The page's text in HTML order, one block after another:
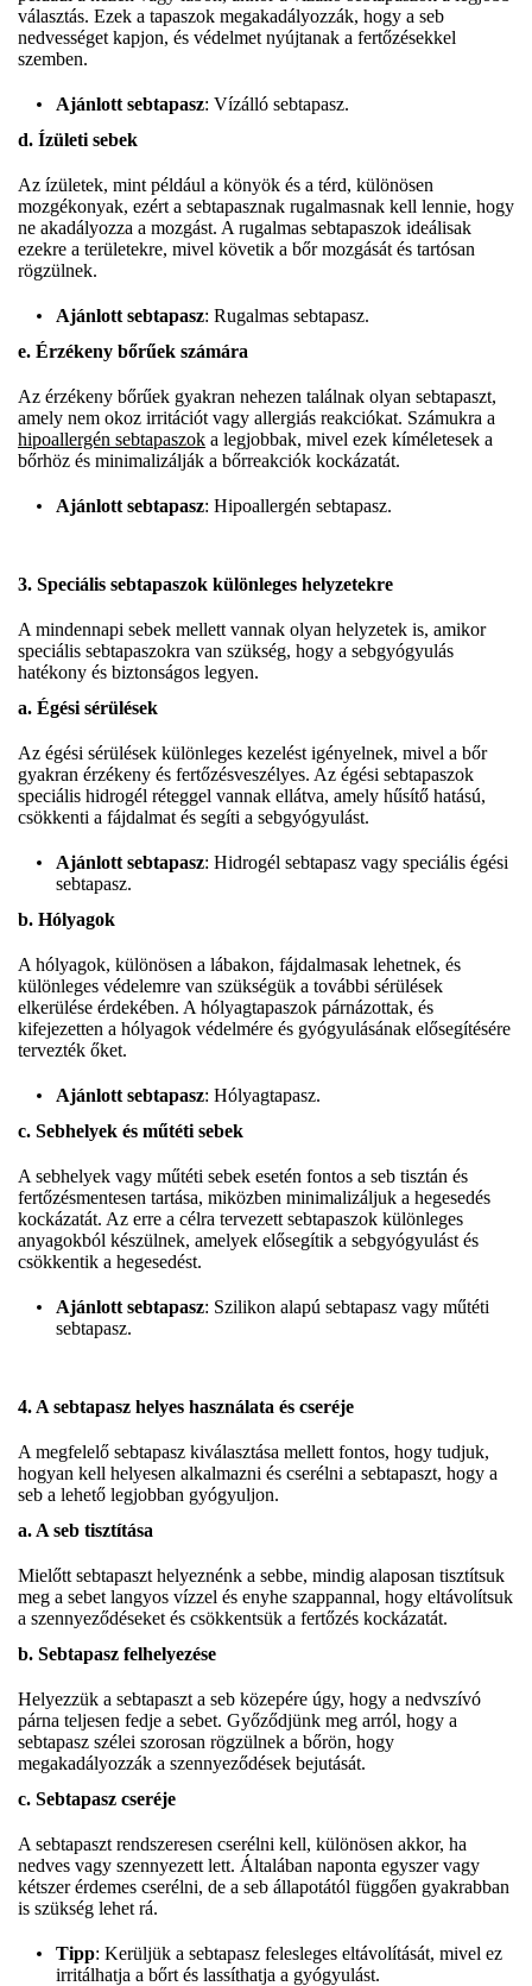
választás. Ezek a tapaszok megakadályozzák, hogy a seb
nedvességet kapjon, és védelmet nyújtanak a fertőzésekkel
szemben.
Ajánlott sebtapasz: Vízálló sebtapasz.
d. Ízületi sebek
Az ízületek, mint például a könyök és a térd, különösen
mozgékonyak, ezért a sebtapasznak rugalmasnak kell lennie, hogy
ne akadályozza a mozgást. A rugalmas sebtapaszok ideálisak
ezekre a területekre, mivel követik a bőr mozgását és tartósan
rögzülnek.
Ajánlott sebtapasz: Rugalmas sebtapasz.
e. Érzékeny bőrűek számára
Az érzékeny bőrűek gyakran nehezen találnak olyan sebtapaszt,
amely nem okoz irritációt vagy allergiás reakciókat. Számukra a
hipoallergén sebtapaszok a legjobbak, mivel ezek kíméletesek a
bőrhöz és minimalizálják a bőrreakciók kockázatát.
Ajánlott sebtapasz: Hipoallergén sebtapasz.
3. Speciális sebtapaszok különleges helyzetekre
A mindennapi sebek mellett vannak olyan helyzetek is, amikor
speciális sebtapaszokra van szükség, hogy a sebgyógyulás
hatékony és biztonságos legyen.
a. Égési sérülések
Az égési sérülések különleges kezelést igényelnek, mivel a bőr
gyakran érzékeny és fertőzésveszélyes. Az égési sebtapaszok
speciális hidrogél réteggel vannak ellátva, amely hűsítő hatású,
csökkenti a fájdalmat és segíti a sebgyógyulást.
Ajánlott sebtapasz: Hidrogél sebtapasz vagy speciális égési
sebtapasz.
b. Hólyagok
A hólyagok, különösen a lábakon, fájdalmasak lehetnek, és
különleges védelemre van szükségük a további sérülések
elkerülése érdekében. A hólyagtapaszok párnázottak, és
kifejezetten a hólyagok védelmére és gyógyulásának elősegítésére
tervezték őket.
Ajánlott sebtapasz: Hólyagtapasz.
c. Sebhelyek és műtéti sebek
A sebhelyek vagy műtéti sebek esetén fontos a seb tisztán és
fertőzésmentesen tartása, miközben minimalizáljuk a hegesedés
kockázatát. Az erre a célra tervezett sebtapaszok különleges
anyagokból készülnek, amelyek elősegítik a sebgyógyulást és
csökkentik a hegesedést.
Ajánlott sebtapasz: Szilikon alapú sebtapasz vagy műtéti
sebtapasz.
4. A sebtapasz helyes használata és cseréje
A megfelelő sebtapasz kiválasztása mellett fontos, hogy tudjuk,
hogyan kell helyesen alkalmazni és cserélni a sebtapaszt, hogy a
seb a lehető legjobban gyógyuljon.
a. A seb tisztítása
Mielőtt sebtapaszt helyeznénk a sebbe, mindig alaposan tisztítsuk
meg a sebet langyos vízzel és enyhe szappannal, hogy eltávolítsuk
a szennyeződéseket és csökkentsük a fertőzés kockázatát.
b. Sebtapasz felhelyezése
Helyezzük a sebtapaszt a seb közepére úgy, hogy a nedvszívó
párna teljesen fedje a sebet. Győződjünk meg arról, hogy a
sebtapasz szélei szorosan rögzülnek a bőrön, hogy
megakadályozzák a szennyeződések bejutását.
c. Sebtapasz cseréje
A sebtapaszt rendszeresen cserélni kell, különösen akkor, ha
nedves vagy szennyezett lett. Általában naponta egyszer vagy
kétszer érdemes cserélni, de a seb állapotától függően gyakrabban
is szükség lehet rá.
Tipp: Kerüljük a sebtapasz felesleges eltávolítását, mivel ez
irritálhatja a bőrt és lassíthatja a gyógyulást.